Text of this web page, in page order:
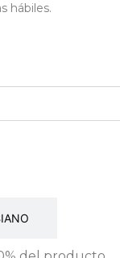
hábiles.